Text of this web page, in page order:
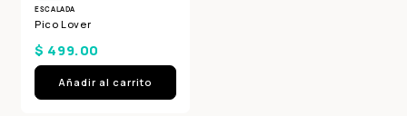
ESCALADA
Pico Lover
$ 499.00
Añadir al carrito